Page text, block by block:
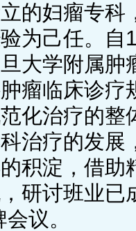
的妇瘤专
为己任。
大学附属肿
瘤临床诊
化治疗的整
治疗的发展
积淀，借助
研讨班业已
议。